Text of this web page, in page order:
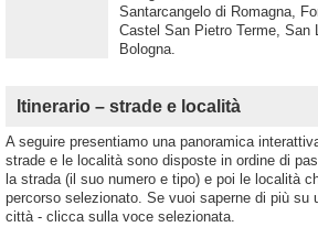
Santarcangelo di Romagna,
Castel San Pietro Terme, San
Bologna.
Itinerario – strade e località
A seguire presentiamo una panoramica
strade e le località sono disposte in ordine di
la strada (il suo numero e tipo) e poi le località
percorso selezionato. Se vuoi saperne di più su
città - clicca sulla voce selezionata.